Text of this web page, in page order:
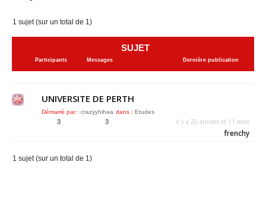
1 sujet (sur un total de 1)
SUJET
Participants Messages Dernière publication
UNIVERSITE DE PERTH
Démarré par : crazyyhihaa dans : Etudes
3 3 il y a 20 années et 11 mois
frenchy
1 sujet (sur un total de 1)